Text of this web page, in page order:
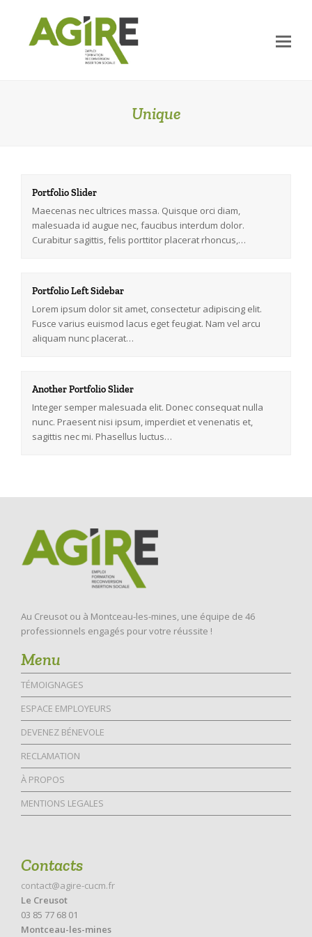
Unique
Portfolio Slider
Maecenas nec ultrices massa. Quisque orci diam,
malesuada id augue nec, faucibus interdum dolor.
Curabitur sagittis, felis porttitor placerat rhoncus,…
Portfolio Left Sidebar
Lorem ipsum dolor sit amet, consectetur adipiscing elit.
Fusce varius euismod lacus eget feugiat. Nam vel arcu
aliquam nunc placerat…
Another Portfolio Slider
Integer semper malesuada elit. Donec consequat nulla
nunc. Praesent nisi ipsum, imperdiet et venenatis et,
sagittis nec mi. Phasellus luctus…
Au Creusot ou à Montceau-les-mines, une équipe de 46
professionnels engagés pour votre réussite !
Menu
TÉMOIGNAGES
ESPACE EMPLOYEURS
DEVENEZ BÉNEVOLE
RECLAMATION
À PROPOS
MENTIONS LEGALES
Contacts
contact@agire-cucm.fr
Le Creusot
03 85 77 68 01
Montceau-les-mines